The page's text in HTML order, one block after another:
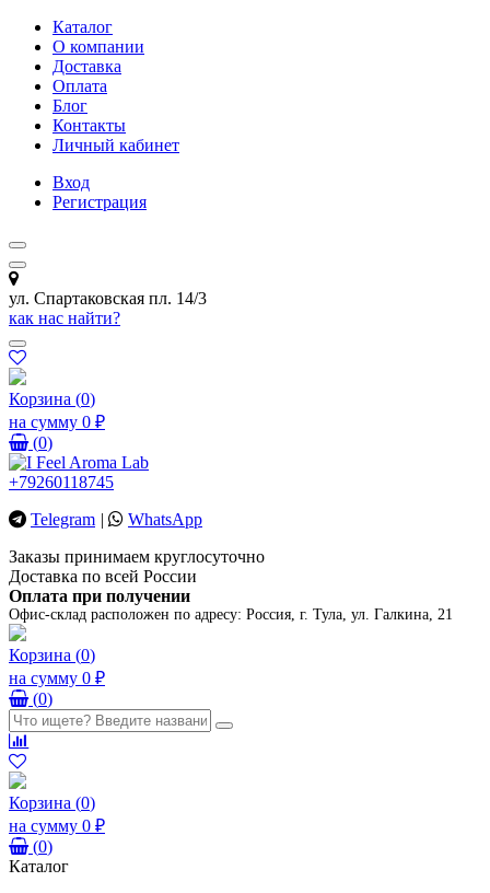
Каталог
О компании
Доставка
Оплата
Блог
Контакты
Личный кабинет
Вход
Регистрация
ул. Спартаковская пл. 14/3
как нас найти?
Корзина (0)
на сумму 0 ₽
(0)
+79260118745
Telegram |
WhatsApp
Заказы принимаем круглосуточно
Доставка по всей России
Оплата при получении
Офис-склад расположен по адресу: Россия, г. Тула, ул. Галкина, 21
Корзина (0)
на сумму 0 ₽
(0)
Корзина (0)
на сумму 0 ₽
(0)
Каталог